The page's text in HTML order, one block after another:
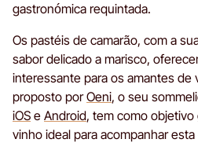
gastronómica requintada.
Os pastéis de camarão, com a
sabor delicado a marisco,
interessante para os amantes de
proposto porOeni, o seu
iOS e Android, tem como
vinho ideal para acompanhar